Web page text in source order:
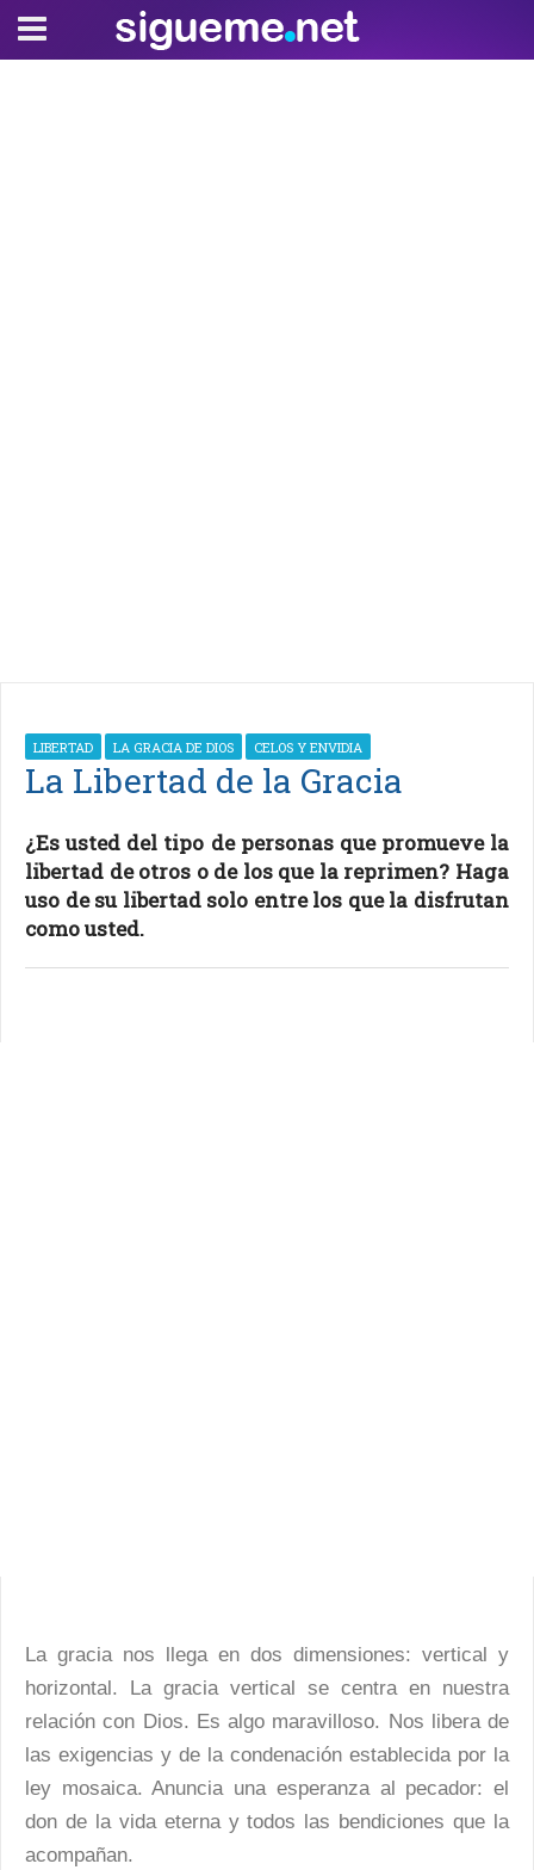
LIBERTAD LA GRACIA DE DIOS CELOS Y ENVIDIA
La Libertad de la Gracia
¿Es usted del tipo de personas que promueve la
libertad de otros o de los que la reprimen? Haga
uso de su libertad solo entre los que la disfrutan
como usted.
La gracia nos llega en dos dimensiones: vertical y
horizontal. La gracia vertical se centra en nuestra
relación con Dios. Es algo maravilloso. Nos libera de
las exigencias y de la condenación establecida por la
ley mosaica. Anuncia una esperanza al pecador: el
don de la vida eterna y todos las bendiciones que la
acompañan.